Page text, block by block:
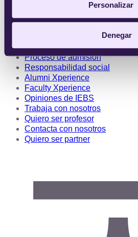
Personalizar
Denegar
Sobre IEBS
Metodología
Proceso de admisión
Responsabilidad social
Alumni Xperience
Faculty Xperience
Opiniones de IEBS
Trabaja con nosotros
Quiero ser profesor
Contacta con nosotros
Quiero ser partner